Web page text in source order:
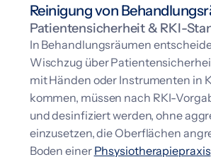
Reinigung von
Patientensicherheit & RKI-
In Behandlungsräumen
Wischzug über
mit Händen oder Instrumenten in
kommen, müssen nach RKI-
und desinfiziert werden, ohne
einzusetzen, die Oberflächen
Boden einer Phsysiotherapiepraxis